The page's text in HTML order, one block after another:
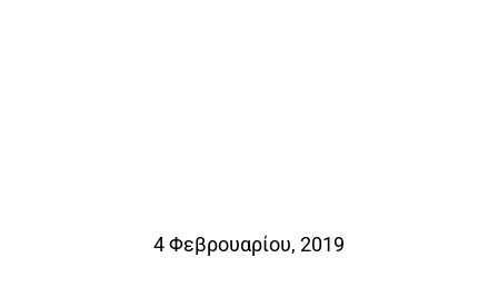
4 Φεβρουαρίου, 2019